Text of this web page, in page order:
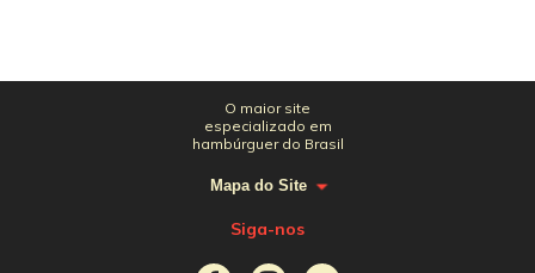
O maior site
especializado em
hambúrguer do Brasil
Mapa do Site
Siga-nos